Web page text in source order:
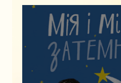
«Мія і місячне